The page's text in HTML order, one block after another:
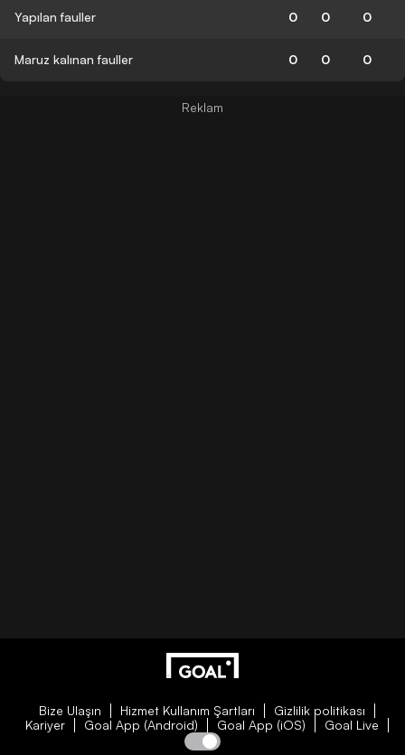
Yapılan fauller 0 0 0
Maruz kalınan fauller 0 0 0
Bize Ulaşın Hizmet Kullanım Şartları
Gizlilik politikası
Kariyer
Goal App (Android) Goal App (iOS) Goal Live